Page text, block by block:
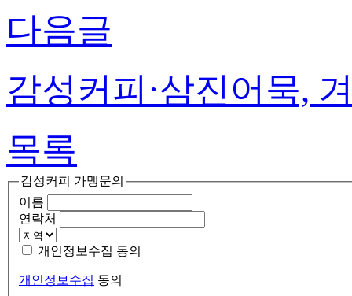
다음글
감성커피·삼진어묵,
목록
감성커피 가맹문의
이름
연락처
개인정보수집 동의
개인정보수집 동의